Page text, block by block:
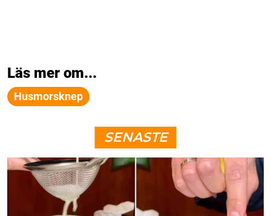
Läs mer om...
Husmorsknep
SENASTE